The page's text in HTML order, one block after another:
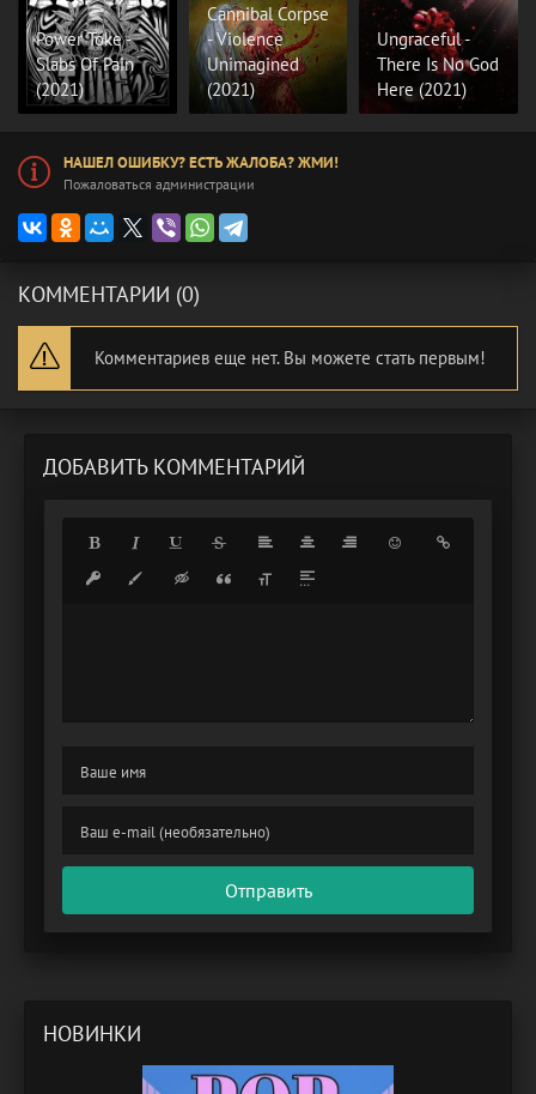
Power Toke -
Slabs Of Pain
(2021)
Cannibal Corpse
- Violence
Unimagined
(2021)
Ungraceful -
There Is No God
Here (2021)
НАШЕЛ ОШИБКУ? ЕСТЬ ЖАЛОБА? ЖМИ!
Пожаловаться администрации
КОММЕНТАРИИ (0)
Комментариев еще нет. Вы можете стать первым!
ДОБАВИТЬ КОММЕНТАРИЙ
Отправить
НОВИНКИ